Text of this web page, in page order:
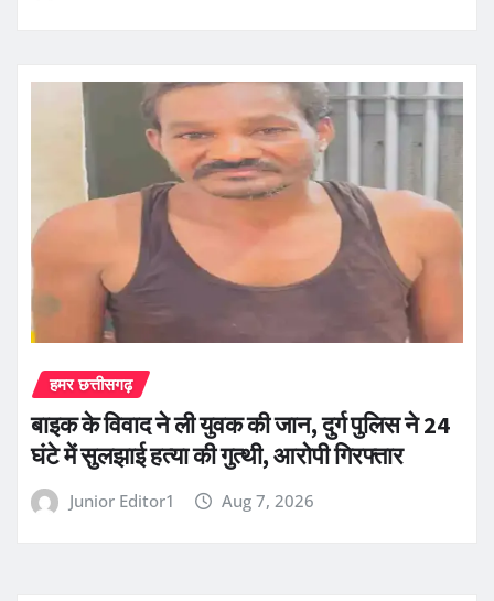
हमर छत्तीसगढ़
बाइक के विवाद ने ली युवक की जान, दुर्ग पुलिस ने 24
घंटे में सुलझाई हत्या की गुत्थी, आरोपी गिरफ्तार
Junior Editor1 Aug 7, 2026